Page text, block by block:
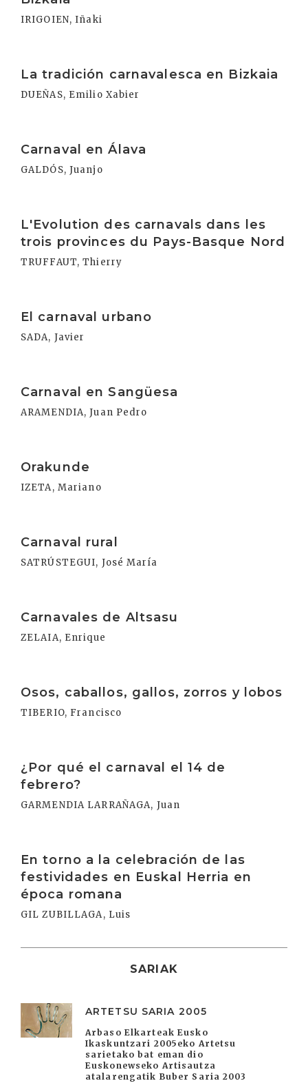
IRIGOIEN, Iñaki
La tradición carnavalesca en Bizkaia
DUEÑAS, Emilio Xabier
Carnaval en Álava
GALDÓS, Juanjo
L'Evolution des carnavals dans les
trois provinces du Pays-Basque Nord
TRUFFAUT, Thierry
El carnaval urbano
SADA, Javier
Carnaval en Sangüesa
ARAMENDIA, Juan Pedro
Orakunde
IZETA, Mariano
Carnaval rural
SATRÚSTEGUI, José María
Carnavales de Altsasu
ZELAIA, Enrique
Osos, caballos, gallos, zorros y lobos
TIBERIO, Francisco
¿Por qué el carnaval el 14 de
febrero?
GARMENDIA LARRAÑAGA, Juan
En torno a la celebración de las
festividades en Euskal Herria en
época romana
GIL ZUBILLAGA, Luis
SARIAK
ARTETSU SARIA 2005
Arbaso Elkarteak Eusko
Ikaskuntzari 2005eko Artetsu
sarietako bat eman dio
Euskonewseko Artisautza
atalarengatik Buber Saria 2003